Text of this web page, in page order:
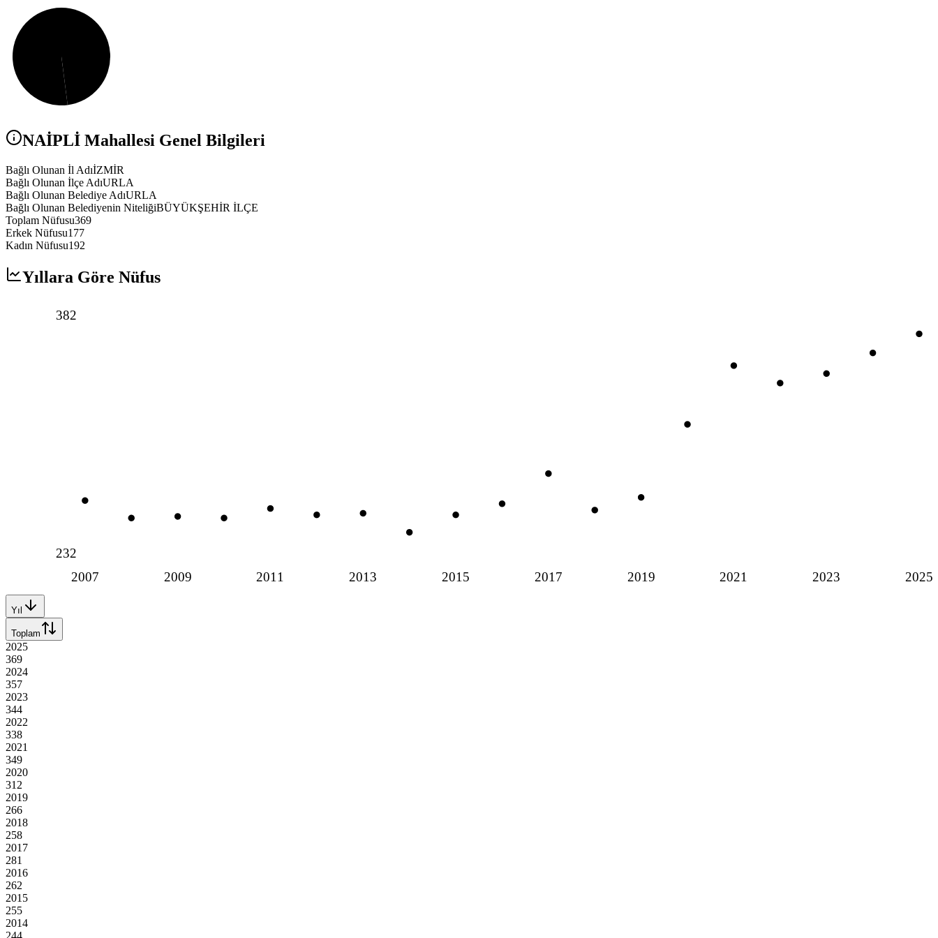
NAİPLİ Mahallesi Genel Bilgileri
Bağlı Olunan İl AdıİZMİR
Bağlı Olunan İlçe AdıURLA
Bağlı Olunan Belediye AdıURLA
Bağlı Olunan Belediyenin NiteliğiBÜYÜKŞEHİR İLÇE
Toplam Nüfusu369
Erkek Nüfusu177
Kadın Nüfusu192
Yıllara Göre Nüfus
2007 2009 2011 2013 2015 2017 2019 2021 2023 2025
382
232
Yıl
Toplam
2025
369
2024
357
2023
344
2022
338
2021
349
2020
312
2019
266
2018
258
2017
281
2016
262
2015
255
2014